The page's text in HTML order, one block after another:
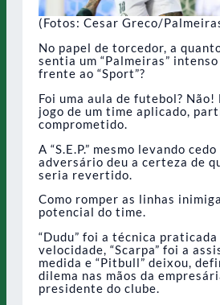
(Fotos: Cesar Greco/
No papel de torcedor, a
sentia um “Palmeiras” intenso
frente ao “Sport”?
Foi uma aula de futebol?
jogo de um time aplicado,
comprometido.
A “S.E.P.” mesmo levando
adversário deu a certeza de
seria revertido.
Como romper as linhas
potencial do time.
“Dudu” foi a técnica
velocidade, “Scarpa” foi a
medida e “Pitbull” deixou,
dilema nas mãos da
presidente do clube.